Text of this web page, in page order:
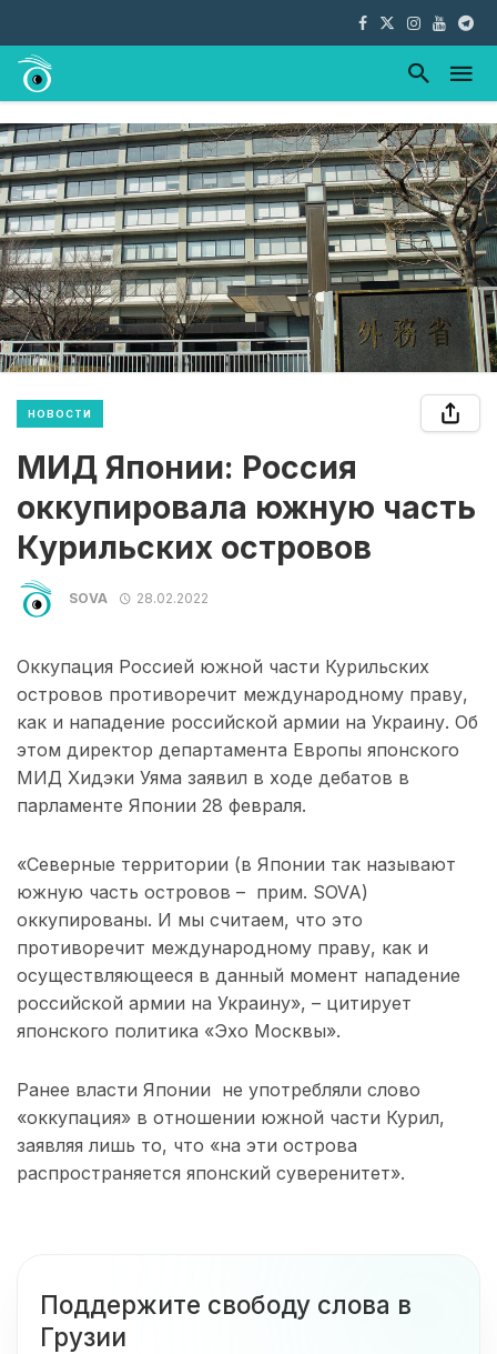
НОВОСТИ
МИД Японии: Россия
оккупировала южную часть
Курильских островов
SOVA 28.02.2022
Оккупация Россией южной части Курильских
островов противоречит международному праву,
как и нападение российской армии на Украину. Об
этом директор департамента Европы японского
МИД Хидэки Уяма заявил в ходе дебатов в
парламенте Японии 28 февраля.
«Северные территории (в Японии так называют
южную часть островов – прим. SOVA)
оккупированы. И мы считаем, что это
противоречит международному праву, как и
осуществляющееся в данный момент нападение
российской армии на Украину», – цитирует
японского политика «Эхо Москвы».
Ранее власти Японии не употребляли слово
«оккупация» в отношении южной части Курил,
заявляя лишь то, что «на эти острова
распространяется японский суверенитет».
Поддержите свободу слова в
Грузии